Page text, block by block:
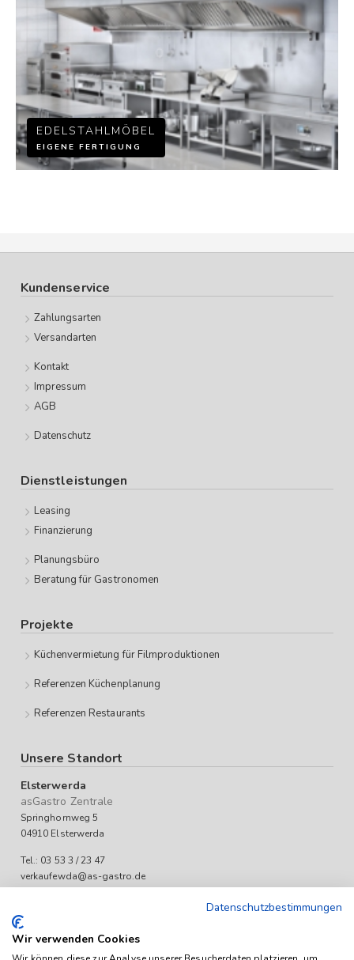
EDELSTAHLMÖBEL
EIGENE FERTIGUNG
Kundenservice
Zahlungsarten
Versandarten
Kontakt
Impressum
AGB
Datenschutz
Dienstleistungen
Leasing
Finanzierung
Planungsbüro
Beratung für Gastronomen
Projekte
Küchenvermietung für Filmproduktionen
Referenzen Küchenplanung
Referenzen Restaurants
Unsere Standort
Elsterwerda
asGastro Zentrale
Springhornweg 5
04910 Elsterwerda
Tel.: 03 53 3 / 23 47
verkaufewda@as-gastro.de
Mo-Fr 09:00 bis 17:00 Uhr
Datenschutzbestimmungen
Wir verwenden Cookies